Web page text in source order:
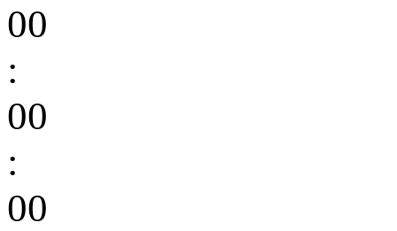
00
:
00
:
00